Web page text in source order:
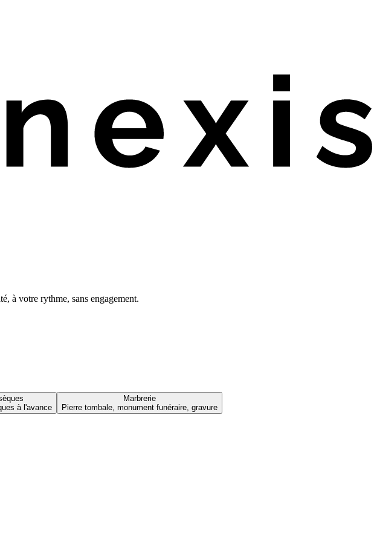
à votre rythme, sans engagement.
à l'avance
Marbrerie
Pierre tombale, monument funéraire, gravure